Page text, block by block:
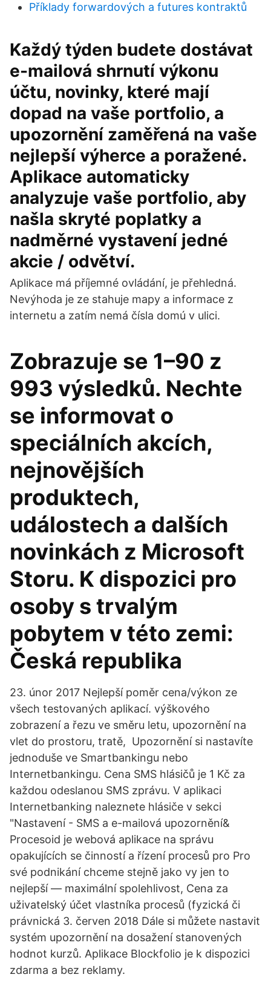
Příklady forwardových a futures kontraktů
Každý týden budete dostávat
e-mailová shrnutí výkonu
účtu, novinky, které mají
dopad na vaše portfolio, a
upozornění zaměřená na vaše
nejlepší výherce a poražené.
Aplikace automaticky
analyzuje vaše portfolio, aby
našla skryté poplatky a
nadměrné vystavení jedné
akcie / odvětví.
Aplikace má příjemné ovládání, je přehledná.
Nevýhoda je ze stahuje mapy a informace z
internetu a zatím nemá čísla domú v ulici.
Zobrazuje se 1–90 z
993 výsledků. Nechte
se informovat o
speciálních akcích,
nejnovějších
produktech,
událostech a dalších
novinkách z Microsoft
Storu. K dispozici pro
osoby s trvalým
pobytem v této zemi:
Česká republika
23. únor 2017 Nejlepší poměr cena/výkon ze
všech testovaných aplikací. výškového
zobrazení a řezu ve směru letu, upozornění na
vlet do prostoru, tratě, Upozornění si nastavíte
jednoduše ve Smartbankingu nebo
Internetbankingu. Cena SMS hlásičů je 1 Kč za
každou odeslanou SMS zprávu. V aplikaci
Internetbanking naleznete hlásiče v sekci
"Nastavení - SMS a e-mailová upozornění&
Procesoid je webová aplikace na správu
opakujících se činností a řízení procesů pro Pro
své podnikání chceme stejně jako vy jen to
nejlepší — maximální spolehlivost, Cena za
uživatelský účet vlastníka procesů (fyzická či
právnická 3. červen 2018 Dále si můžete nastavit
systém upozornění na dosažení stanovených
hodnot kurzů. Aplikace Blockfolio je k dispozici
zdarma a bez reklamy.